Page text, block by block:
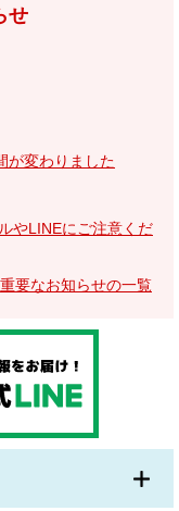
せ
が変わりました
やLINEにご注意くだ
重要なお知らせの一覧